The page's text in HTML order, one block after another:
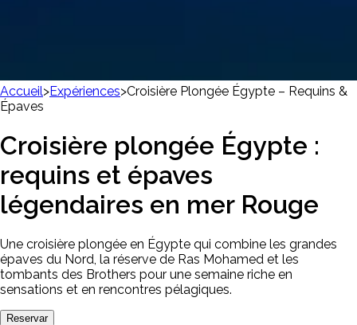
Accueil>Expériences>Croisière Plongée Égypte – Requins &
Épaves
Croisière plongée Égypte :
requins et épaves
légendaires en mer Rouge
Une croisière plongée en Égypte qui combine les grandes
épaves du Nord, la réserve de Ras Mohamed et les
tombants des Brothers pour une semaine riche en
sensations et en rencontres pélagiques.
Reservar